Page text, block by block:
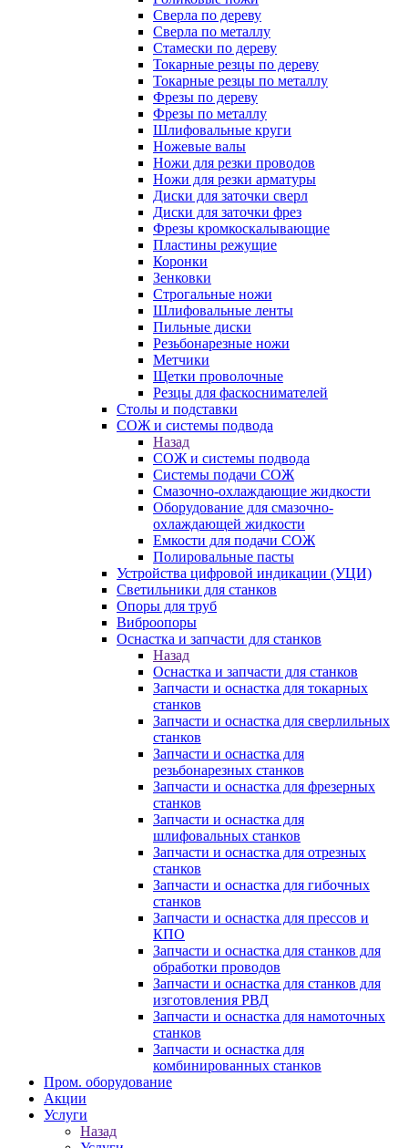
Сверла по дереву
Сверла по металлу
Стамески по дереву
Токарные резцы по дереву
Токарные резцы по металлу
Фрезы по дереву
Фрезы по металлу
Шлифовальные круги
Ножевые валы
Ножи для резки проводов
Ножи для резки арматуры
Диски для заточки сверл
Диски для заточки фрез
Фрезы кромкоскалывающие
Пластины режущие
Коронки
Зенковки
Строгальные ножи
Шлифовальные ленты
Пильные диски
Резьбонарезные ножи
Метчики
Щетки проволочные
Резцы для фаскоснимателей
Столы и подставки
СОЖ и системы подвода
Назад
СОЖ и системы подвода
Системы подачи СОЖ
Смазочно-охлаждающие жидкости
Оборудование для смазочно-
охлаждающей жидкости
Емкости для подачи СОЖ
Полировальные пасты
Устройства цифровой индикации (УЦИ)
Светильники для станков
Опоры для труб
Виброопоры
Оснастка и запчасти для станков
Назад
Оснастка и запчасти для станков
Запчасти и оснастка для токарных
станков
Запчасти и оснастка для сверлильных
станков
Запчасти и оснастка для
резьбонарезных станков
Запчасти и оснастка для фрезерных
станков
Запчасти и оснастка для
шлифовальных станков
Запчасти и оснастка для отрезных
станков
Запчасти и оснастка для гибочных
станков
Запчасти и оснастка для прессов и
КПО
Запчасти и оснастка для станков для
обработки проводов
Запчасти и оснастка для станков для
изготовления РВД
Запчасти и оснастка для намоточных
станков
Запчасти и оснастка для
комбинированных станков
Пром. оборудование
Акции
Услуги
Назад